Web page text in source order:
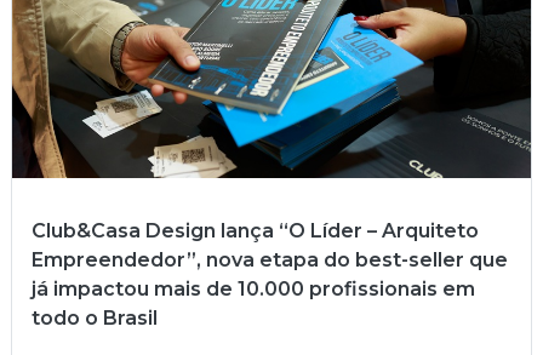
Club&Casa Design lança “O Líder – Arquiteto
Empreendedor”, nova etapa do best-seller que
já impactou mais de 10.000 profissionais em
todo o Brasil